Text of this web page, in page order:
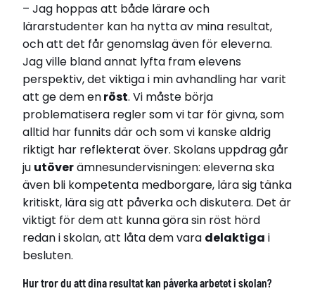
– Jag hoppas att både lärare och
lärarstudenter kan ha nytta av mina resultat,
och att det får genomslag även för eleverna.
Jag ville bland annat lyfta fram elevens
perspektiv, det viktiga i min avhandling har varit
att ge dem enröst. Vi måste börja
problematisera regler som vi tar för givna, som
alltid har funnits där och som vi kanske aldrig
riktigt har reflekterat över. Skolans uppdrag går
ju utöverämnesundervisningen: eleverna ska
även bli kompetenta medborgare, lära sig tänka
kritiskt, lära sig att påverka och diskutera. Det är
viktigt för dem att kunna göra sin röst hörd
redan i skolan, att låta dem vara delaktiga i
besluten.
Hur tror du att dina resultat kan påverka arbetet i skolan?